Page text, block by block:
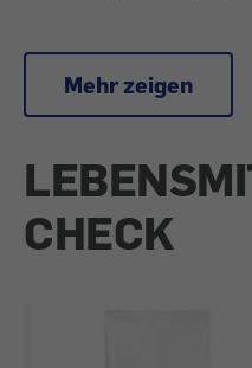
Mehr zeigen
CHECK